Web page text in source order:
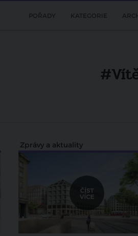
POŘADY KATEGORIE
Zprávy a aktuality